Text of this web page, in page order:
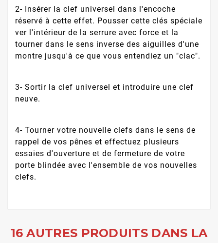
2- Insérer la clef universel dans l'encoche
réservé à cette effet. Pousser cette clés spéciale
ver l'intérieur de la serrure avec force et la
tourner dans le sens inverse des aiguilles d'une
montre jusqu'à ce que vous entendiez un "clac".
3- Sortir la clef universel et introduire une clef
neuve.
4- Tourner votre nouvelle clefs dans le sens de
rappel de vos pênes et effectuez plusieurs
essaies d'ouverture et de fermeture de votre
porte blindée avec l'ensemble de vos nouvelles
clefs.
16 AUTRES PRODUITS DANS LA